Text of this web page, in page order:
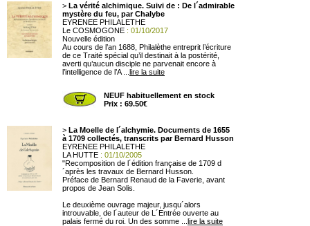
> La vérité alchimique. Suivi de : De l´admirable
mystère du feu, par Chalybe
EYRENEE PHILALETHE
Le COSMOGONE : 01/10/2017
Nouvelle édition
Au cours de l’an 1688, Philalèthe entreprit l’écriture
de ce Traité spécial qu’il destinait à la postérité,
averti qu’aucun disciple ne parvenait encore à
l’intelligence de l’A ... lire la suite
NEUF habituellement en stock
Prix : 69.50€
> La Moelle de l´alchymie. Documents de 1655
à 1709 collectés, transcrits par Bernard Husson
EYRENEE PHILALETHE
LA HUTTE : 01/10/2005
"Recomposition de l´édition française de 1709 d
´après les travaux de Bernard Husson.
Préface de Bernard Renaud de la Faverie, avant
propos de Jean Solis.
Le deuxième ouvrage majeur, jusqu´alors
introuvable, de l´auteur de L´Entrée ouverte au
palais fermé du roi. Un des somme ... lire la suite